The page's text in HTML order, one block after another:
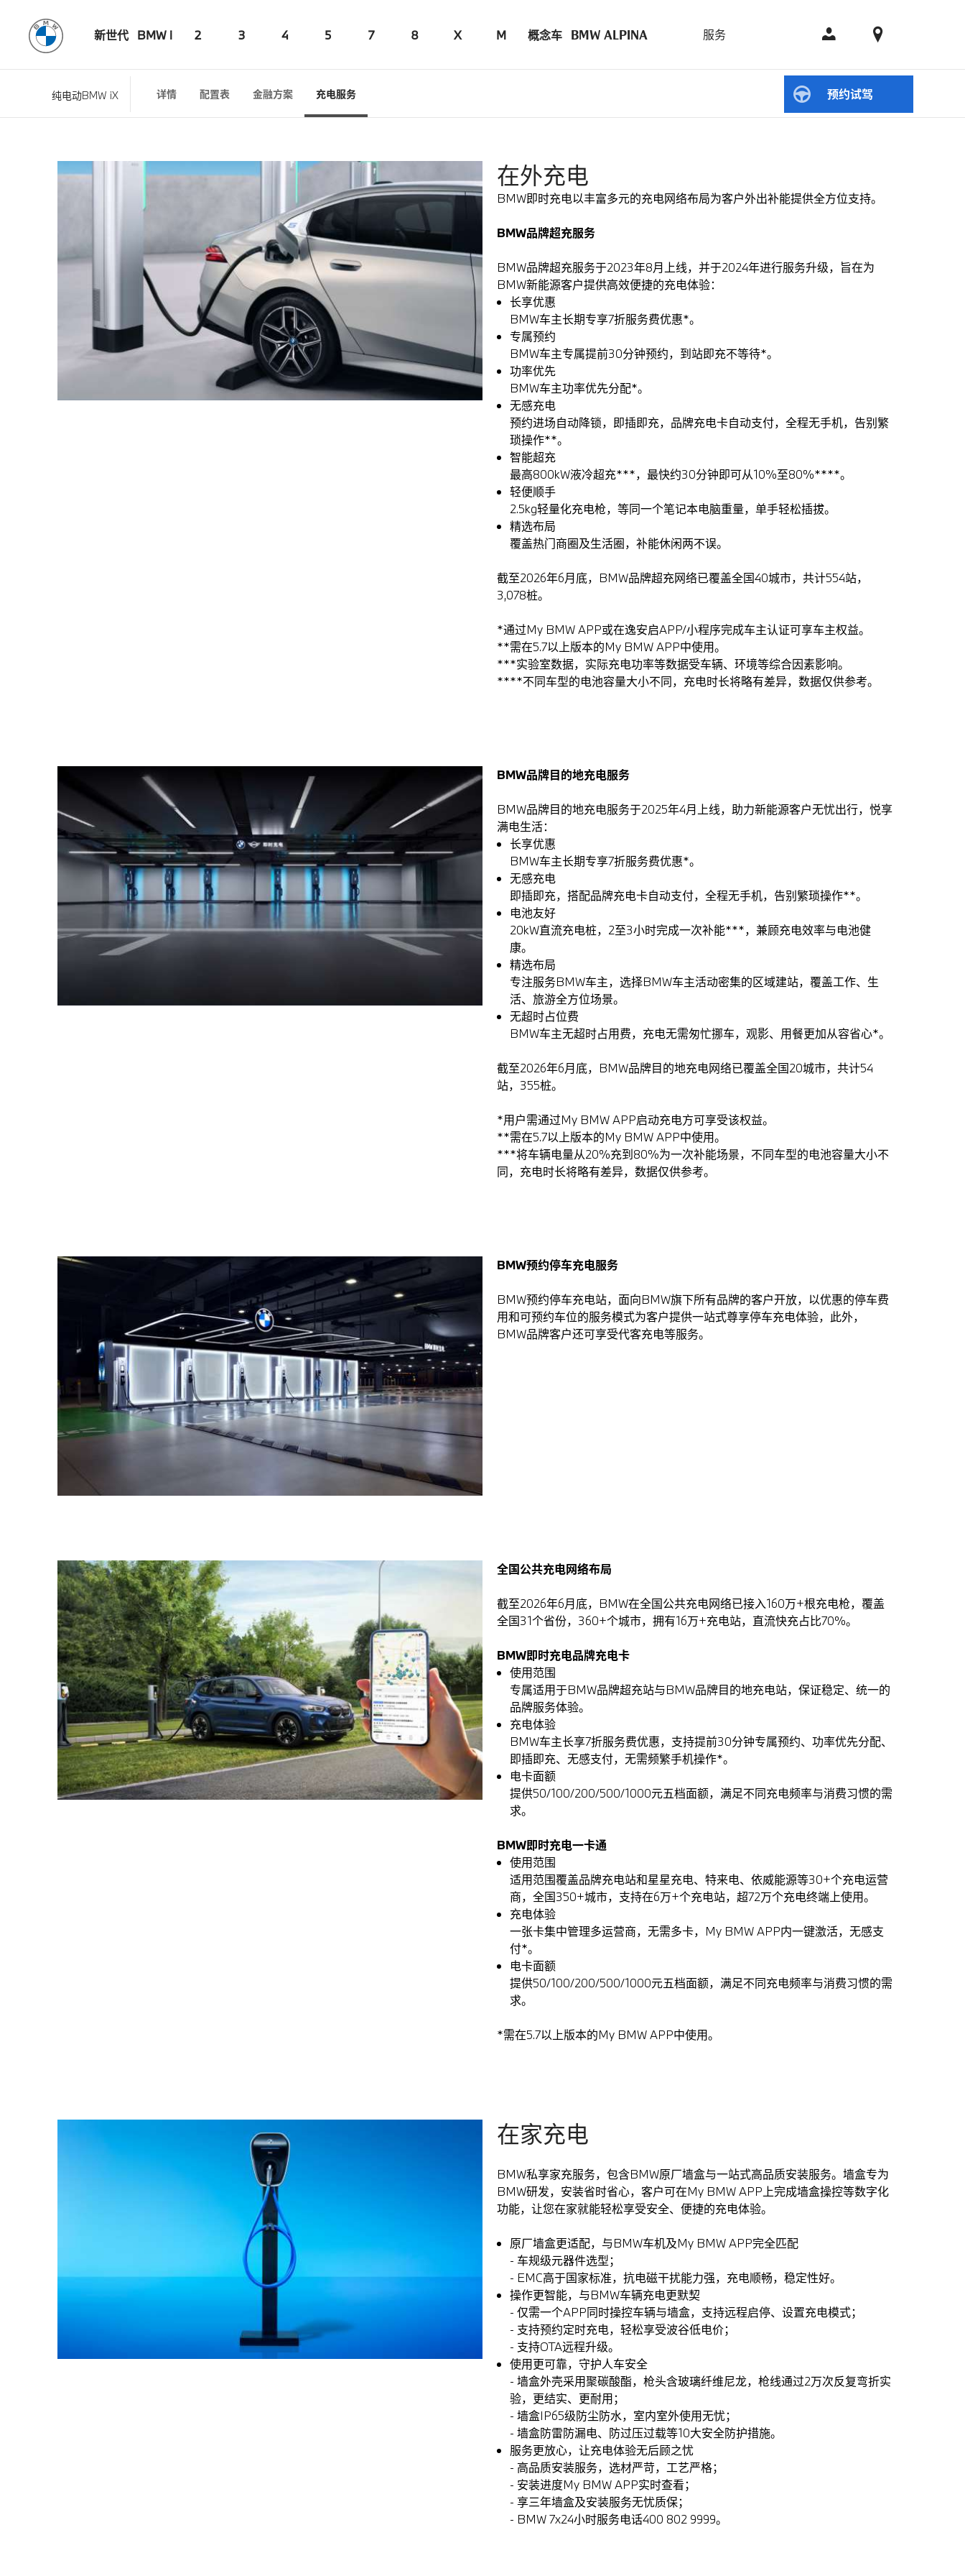
新世代 BMW i 2 3 4 5 7 8 X M 概念车 BMW ALPINA 服务
纯电动BMW iX 详情 配置表 金融方案 充电服务 预约试驾
在外充电
BMW即时充电以丰富多元的充电网络布局为客户外出补能提供全方位支持。
BMW品牌超充服务
BMW品牌超充服务于2023年8月上线，并于2024年进行服务升级，旨在为
BMW新能源客户提供高效便捷的充电体验：
长享优惠
BMW车主长期专享7折服务费优惠*。
专属预约
BMW车主专属提前30分钟预约，到站即充不等待*。
功率优先
BMW车主功率优先分配*。
无感充电
预约进场自动降锁，即插即充，品牌充电卡自动支付，全程无手机，告别繁
琐操作**。
智能超充
最高800kW液冷超充***，最快约30分钟即可从10%至80%****。
轻便顺手
2.5kg轻量化充电枪，等同一个笔记本电脑重量，单手轻松插拔。
精选布局
覆盖热门商圈及生活圈，补能休闲两不误。
截至2026年6月底，BMW品牌超充网络已覆盖全国40城市，共计554站，
3,078桩。
*通过My BMW APP或在逸安启APP/小程序完成车主认证可享车主权益。
**需在5.7以上版本的My BMW APP中使用。
***实验室数据，实际充电功率等数据受车辆、环境等综合因素影响。
****不同车型的电池容量大小不同，充电时长将略有差异，数据仅供参考。
BMW品牌目的地充电服务
BMW品牌目的地充电服务于2025年4月上线，助力新能源客户无忧出行，悦享
满电生活：
长享优惠
BMW车主长期专享7折服务费优惠*。
无感充电
即插即充，搭配品牌充电卡自动支付，全程无手机，告别繁琐操作**。
电池友好
20kW直流充电桩，2至3小时完成一次补能***，兼顾充电效率与电池健
康。
精选布局
专注服务BMW车主，选择BMW车主活动密集的区域建站，覆盖工作、生
活、旅游全方位场景。
无超时占位费
BMW车主无超时占用费，充电无需匆忙挪车，观影、用餐更加从容省心*。
截至2026年6月底，BMW品牌目的地充电网络已覆盖全国20城市，共计54
站，355桩。
*用户需通过My BMW APP启动充电方可享受该权益。
**需在5.7以上版本的My BMW APP中使用。
***将车辆电量从20%充到80%为一次补能场景，不同车型的电池容量大小不
同，充电时长将略有差异，数据仅供参考。
BMW预约停车充电服务
BMW预约停车充电站，面向BMW旗下所有品牌的客户开放，以优惠的停车费
用和可预约车位的服务模式为客户提供一站式尊享停车充电体验，此外，
BMW品牌客户还可享受代客充电等服务。
全国公共充电网络布局
截至2026年6月底，BMW在全国公共充电网络已接入160万+根充电枪，覆盖
全国31个省份，360+个城市，拥有16万+充电站，直流快充占比70%。
BMW即时充电品牌充电卡
使用范围
专属适用于BMW品牌超充站与BMW品牌目的地充电站，保证稳定、统一的
品牌服务体验。
充电体验
BMW车主长享7折服务费优惠，支持提前30分钟专属预约、功率优先分配、
即插即充、无感支付，无需频繁手机操作*。
电卡面额
提供50/100/200/500/1000元五档面额，满足不同充电频率与消费习惯的需
求。
BMW即时充电一卡通
使用范围
适用范围覆盖品牌充电站和星星充电、特来电、依威能源等30+个充电运营
商，全国350+城市，支持在6万+个充电站，超72万个充电终端上使用。
充电体验
一张卡集中管理多运营商，无需多卡，My BMW APP内一键激活，无感支
付*。
电卡面额
提供50/100/200/500/1000元五档面额，满足不同充电频率与消费习惯的需
求。
*需在5.7以上版本的My BMW APP中使用。
在家充电
BMW私享家充服务，包含BMW原厂墙盒与一站式高品质安装服务。墙盒专为
BMW研发，安装省时省心，客户可在My BMW APP上完成墙盒操控等数字化
功能，让您在家就能轻松享受安全、便捷的充电体验。
原厂墙盒更适配，与BMW车机及My BMW APP完全匹配
- 车规级元器件选型；
- EMC高于国家标准，抗电磁干扰能力强，充电顺畅，稳定性好。
操作更智能，与BMW车辆充电更默契
- 仅需一个APP同时操控车辆与墙盒，支持远程启停、设置充电模式；
- 支持预约定时充电，轻松享受波谷低电价；
- 支持OTA远程升级。
使用更可靠，守护人车安全
- 墙盒外壳采用聚碳酸酯，枪头含玻璃纤维尼龙，枪线通过2万次反复弯折实
验，更结实、更耐用；
- 墙盒IP65级防尘防水，室内室外使用无忧；
- 墙盒防雷防漏电、防过压过载等10大安全防护措施。
服务更放心，让充电体验无后顾之忧
- 高品质安装服务，选材严苛，工艺严格；
- 安装进度My BMW APP实时查看；
- 享三年墙盒及安装服务无忧质保；
- BMW 7x24小时服务电话400 802 9999。